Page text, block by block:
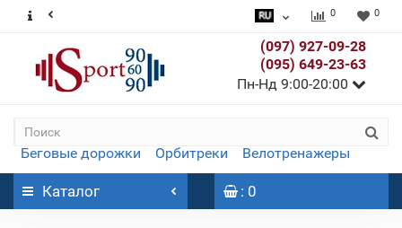
0 0
(097) 927-09-28
(095) 649-23-63
Пн-Нд 9:00-20:00
Беговые дорожки Орбитреки Велотренажеры
Каталог : 0